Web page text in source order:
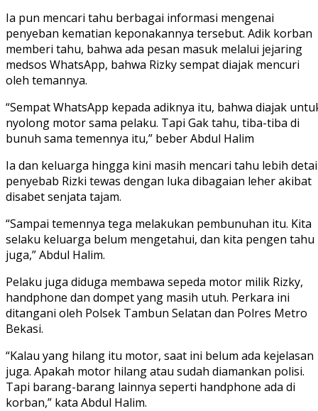
Ia pun mencari tahu berbagai informasi mengenai
penyeban kematian keponakannya tersebut. Adik korban
memberi tahu, bahwa ada pesan masuk melalui jejaring
medsos WhatsApp, bahwa Rizky sempat diajak mencuri
oleh temannya.
“Sempat WhatsApp kepada adiknya itu, bahwa diajak
nyolong motor sama pelaku. Tapi Gak tahu, tiba-tiba di
bunuh sama temennya itu,” beber Abdul Halim
Ia dan keluarga hingga kini masih mencari tahu lebih
penyebab Rizki tewas dengan luka dibagaian leher akibat
disabet senjata tajam.
“Sampai temennya tega melakukan pembunuhan itu. Kita
selaku keluarga belum mengetahui, dan kita pengen tahu
juga,” Abdul Halim.
Pelaku juga diduga membawa sepeda motor milik Rizky,
handphone dan dompet yang masih utuh. Perkara ini
ditangani oleh Polsek Tambun Selatan dan Polres Metro
Bekasi.
“Kalau yang hilang itu motor, saat ini belum ada kejelasan
juga. Apakah motor hilang atau sudah diamankan polisi.
Tapi barang-barang lainnya seperti handphone ada di
korban,” kata Abdul Halim.